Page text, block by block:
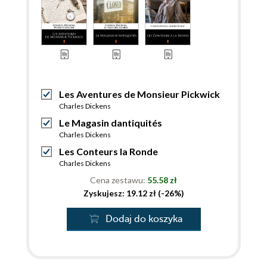
Les Aventures de Monsieur Pickwick
Charles Dickens
Le Magasin dantiquités
Charles Dickens
Les Conteurs la Ronde
Charles Dickens
Cena zestawu: 55.58 zł
Zyskujesz: 19.12 zł (-26%)
Dodaj do koszyka